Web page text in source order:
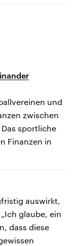
und
zwischen
sportliche
Finanzen in
auswirkt,
glaube, ein
dass diese